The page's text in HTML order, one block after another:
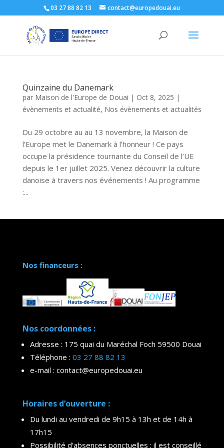
03 27 88 82 13 contact@europedouai.eu
Quinzaine du Danemark
par Maison de l'Europe de Douai | Oct 8, 2025 |
évènements et actualité, Nos évènements et actualités
Du 29 octobre au au 13 novembre, la Maison de
l’Europe met le Danemark à l’honneur ! Ce pays
occupe la présidence tournante du Conseil de l’UE
depuis le 1er juillet 2025. Venez découvrir la culture
danoise à travers nos événements ! Au programme
:...
Nos financeurs :
Nos coordonnées :
Adresse : 175 quai du Maréchal Foch 59500 Douai
Téléphone : 03 27 88 82 13
e-mail : contact@europedouai.eu
Horaires d’ouverture :
Du lundi au vendredi de 9h15 à 13h et de 14h à
17h15
Possibilité d’absences ponctuelles : il est conseillé